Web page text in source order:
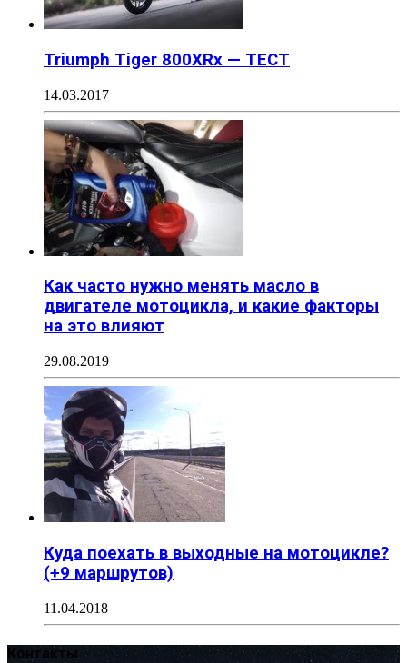
Triumph Tiger 800XRx — ТЕСТ
14.03.2017
Как часто нужно менять масло в
двигателе мотоцикла, и какие факторы
на это влияют
29.08.2019
Куда поехать в выходные на мотоцикле?
(+9 маршрутов)
11.04.2018
Контакты